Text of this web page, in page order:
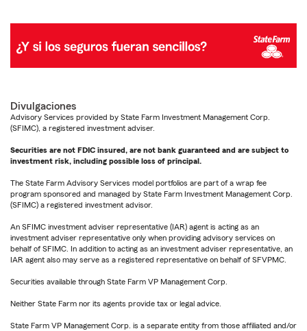
Divulgaciones
Advisory Services provided by State Farm Investment Management Corp.
(SFIMC), a registered investment adviser.
Securities are not FDIC insured, are not bank guaranteed and are subject to
investment risk, including possible loss of principal.
The State Farm Advisory Services model portfolios are part of a wrap fee
program sponsored and managed by State Farm Investment Management Corp.
(SFIMC) a registered investment advisor.
An SFIMC investment adviser representative (IAR) agent is acting as an
investment adviser representative only when providing advisory services on
behalf of SFIMC. In addition to acting as an investment adviser representative, an
IAR agent also may serve as a registered representative on behalf of SFVPMC.
Securities available through State Farm VP Management Corp.
Neither State Farm nor its agents provide tax or legal advice.
State Farm VP Management Corp. is a separate entity from those affiliated and/or